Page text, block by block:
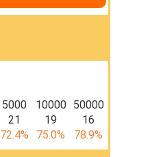
5000 10000 50000
21 19
16
72.4% 75.0% 78.9%